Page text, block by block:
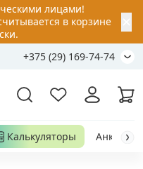
лицами!
в корзине
+375 (29) 169-74-74
Калькуляторы Анкер-